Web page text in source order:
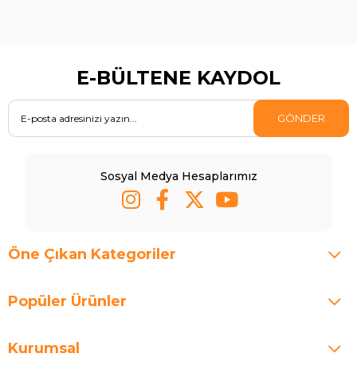
E-BÜLTENE KAYDOL
GÖNDER
Sosyal Medya Hesaplarımız
Öne Çıkan Kategoriler
Popüler Ürünler
Kurumsal